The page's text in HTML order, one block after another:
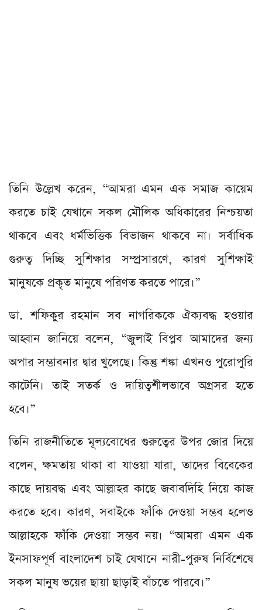
তিনি উল্লেখ করেন, “আমরা এমন এক সমাজ কায়েম
করতে চাই যেখানে সকল মৌলিক অধিকারের নিশ্চয়তা
থাকবে এবং ধর্মভিত্তিক বিভাজন থাকবে না। সর্বাধিক
গুরুত্ব দিচ্ছি সুশিক্ষার সম্প্রসারণে, কারণ সুশিক্ষাই
মানুষকে প্রকৃত মানুষে পরিণত করতে পারে।”
ডা. শফিকুর রহমান সব নাগরিককে ঐক্যবদ্ধ হওয়ার
আহ্বান জানিয়ে বলেন, “জুলাই বিপ্লব আমাদের জন্য
অপার সম্ভাবনার দ্বার খুলেছে। কিন্তু শঙ্কা এখনও পুরোপুরি
কাটেনি। তাই সতর্ক ও দায়িত্বশীলভাবে অগ্রসর হতে
হবে।”
তিনি রাজনীতিতে মূল্যবোধের গুরুত্বের উপর জোর দিয়ে
বলেন, ক্ষমতায় থাকা বা যাওয়া যারা, তাদের বিবেকের
কাছে দায়বদ্ধ এবং আল্লাহর কাছে জবাবদিহি নিয়ে কাজ
করতে হবে। কারণ, সবাইকে ফাঁকি দেওয়া সম্ভব হলেও
আল্লাহকে ফাঁকি দেওয়া সম্ভব নয়। “আমরা এমন এক
ইনসাফপূর্ণ বাংলাদেশ চাই যেখানে নারী-পুরুষ নির্বিশেষে
সকল মানুষ ভয়ের ছায়া ছাড়াই বাঁচতে পারবে।”